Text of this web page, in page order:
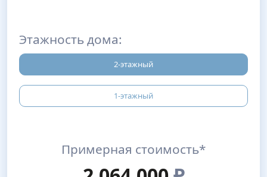
Этажность дома:
2-этажный
1-этажный
Примерная стоимость*